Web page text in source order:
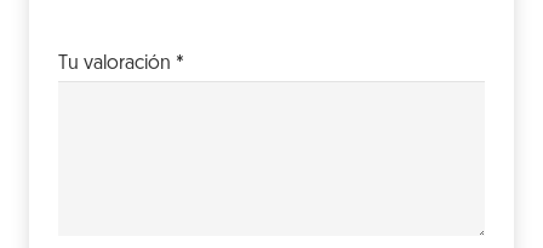
Tu valoración *